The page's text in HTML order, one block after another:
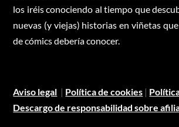
los iréis conociendo al tiempo que
nuevas (y viejas) historias en viñetas
de cómics debería conocer.
Aviso legal | Política de cookies |
Descargo de responsabilidad sobre